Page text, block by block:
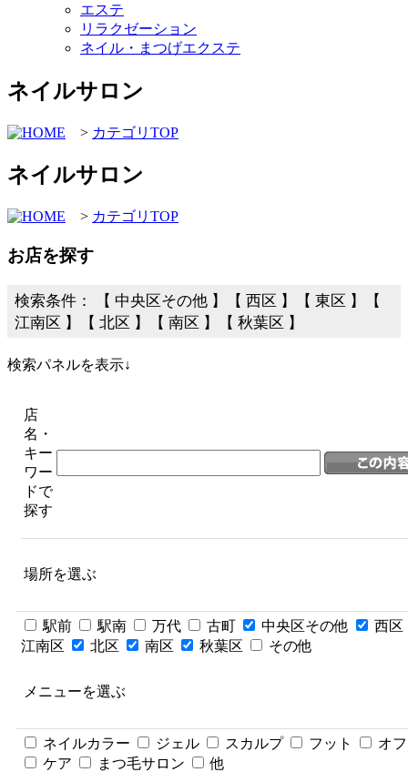
エステ
リラクゼーション
ネイル・まつげエクステ
ネイルサロン
> カテゴリTOP
ネイルサロン
> カテゴリTOP
お店を探す
検索条件： 【 中央区その他 】【 西区 】【 東区 】【
江南区 】【 北区 】【 南区 】【 秋葉区 】
検索パネルを表示↓
店
名・
キー
ワー
ドで
探す
場所を選ぶ
駅前 駅南 万代 古町 中央区その他
西区
江南区
北区 南区 秋葉区 その他
メニューを選ぶ
ネイルカラー ジェル スカルプ フット
オフ
ケア
まつ毛サロン 他